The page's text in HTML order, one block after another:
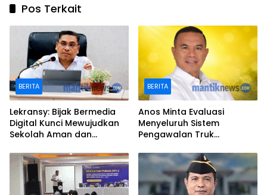
Pos Terkait
BERITA
Lekransy: Bijak Bermedia
Digital Kunci Mewujudkan
Sekolah Aman dan
BERITA
Anos Minta Evaluasi
Menyeluruh Sistem
Pengawalan Truk